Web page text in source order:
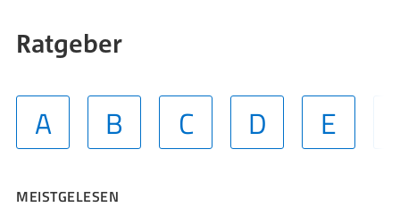
Ratgeber
A B C D E
MEISTGELESEN